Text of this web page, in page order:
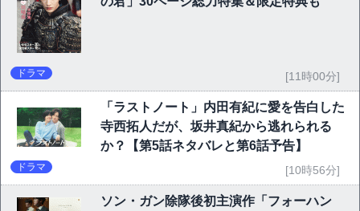
ドラマ [11時00分]
「ラストノート」内田有紀に愛を告白した
寺西拓人だが、坂井真紀から逃れられる
か？【第5話ネタバレと第6話予告】
ドラマ [10時56分]
ソン・ガン除隊後初主演作「フォーハン